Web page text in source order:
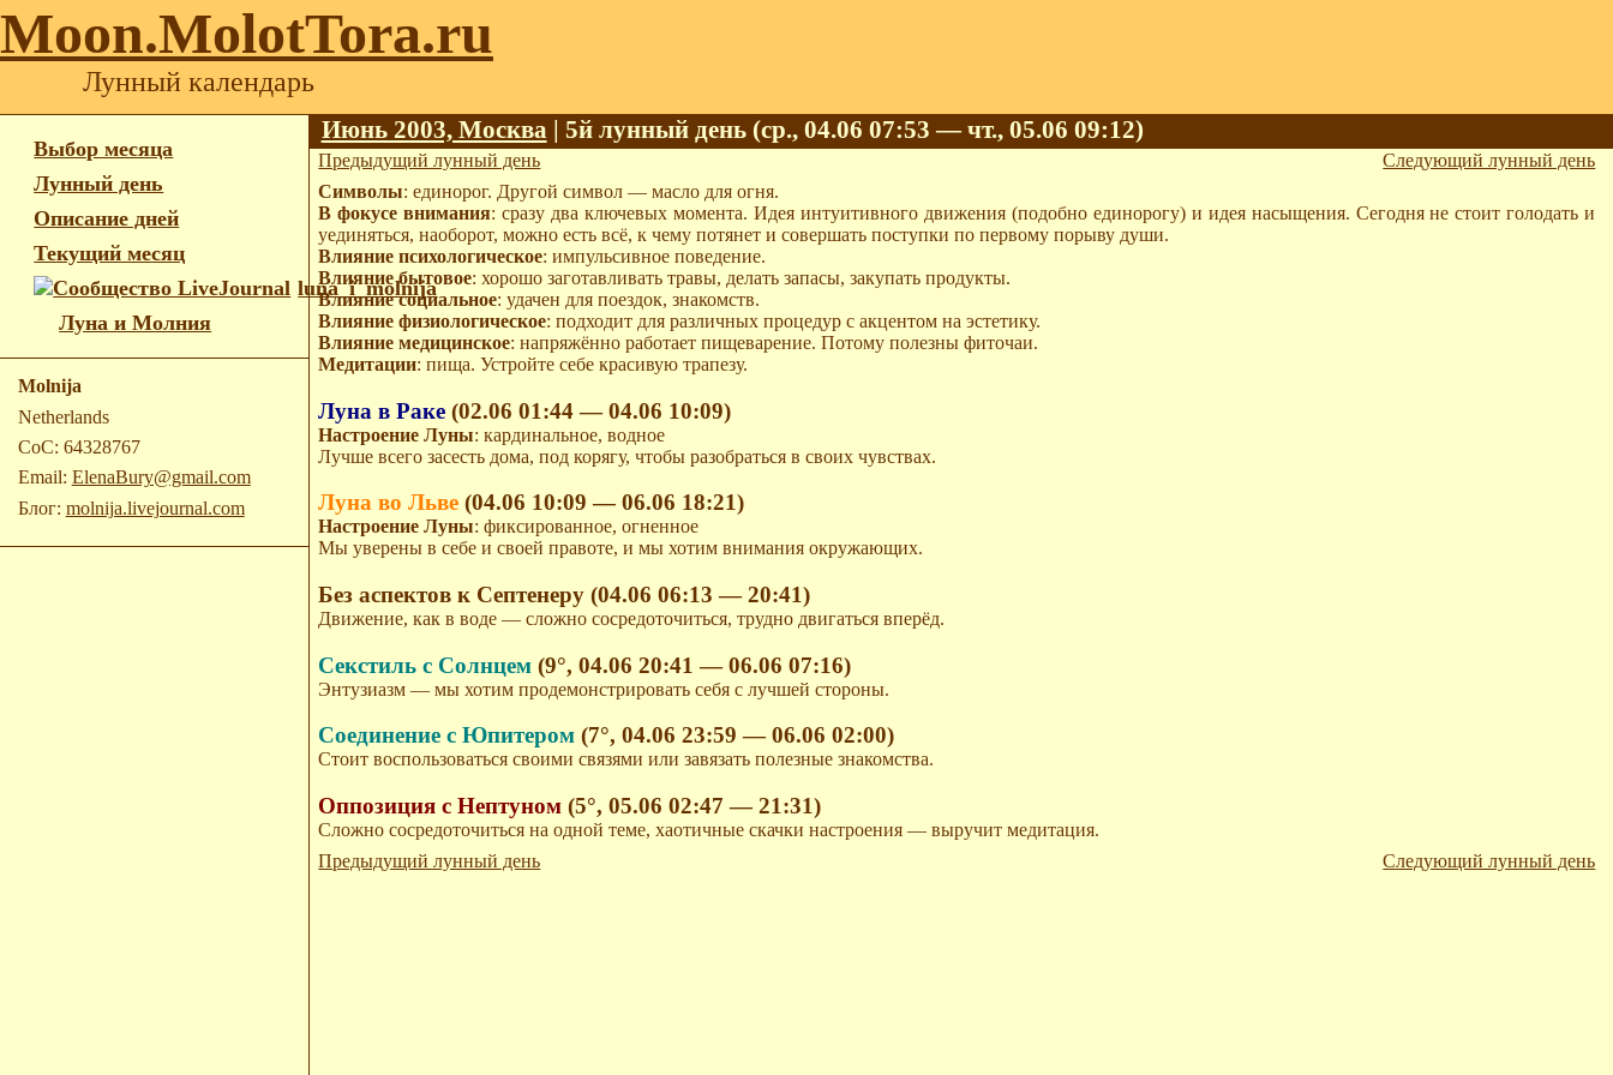
Moon.MolotTora.ru
Лунный календарь
Выбор месяца
Лунный день
Описание дней
Текущий месяц
luna_i_molnija
Луна и Молния
Molnija
Netherlands
CoC: 64328767
Email: ElenaBury@gmail.com
Блог: molnija.livejournal.com
Июнь 2003, Москва | 5й лунный день (ср., 04.06 07:53 — чт., 05.06 09:12)
Предыдущий лунный день
Следующий лунный день
Символы: единорог. Другой символ — масло для огня.
В фокусе внимания: сразу два ключевых момента. Идея интуитивного движения (подобно единорогу) и идея насыщения. Сегодня не стоит голодать и
уединяться, наоборот, можно есть всё, к чему потянет и совершать поступки по первому порыву души.
Влияние психологическое: импульсивное поведение.
Влияние бытовое: хорошо заготавливать травы, делать запасы, закупать продукты.
Влияние социальное: удачен для поездок, знакомств.
Влияние физиологическое: подходит для различных процедур с акцентом на эстетику.
Влияние медицинское: напряжённо работает пищеварение. Потому полезны фиточаи.
Медитации: пища. Устройте себе красивую трапезу.
Луна в Раке(02.06 01:44 — 04.06 10:09)
Настроение Луны: кардинальное, водное
Лучше всего засесть дома, под корягу, чтобы разобраться в своих чувствах.
Луна во Льве(04.06 10:09 — 06.06 18:21)
Настроение Луны: фиксированное, огненное
Мы уверены в себе и своей правоте, и мы хотим внимания окружающих.
Без аспектов к Септенеру (04.06 06:13 — 20:41)
Движение, как в воде — сложно сосредоточиться, трудно двигаться вперёд.
Секстиль с Солнцем(9°, 04.06 20:41 — 06.06 07:16)
Энтузиазм — мы хотим продемонстрировать себя с лучшей стороны.
Соединение с Юпитером(7°, 04.06 23:59 — 06.06 02:00)
Стоит воспользоваться своими связями или завязать полезные знакомства.
Оппозиция с Нептуном(5°, 05.06 02:47 — 21:31)
Сложно сосредоточиться на одной теме, хаотичные скачки настроения — выручит медитация.
Предыдущий лунный день
Следующий лунный день